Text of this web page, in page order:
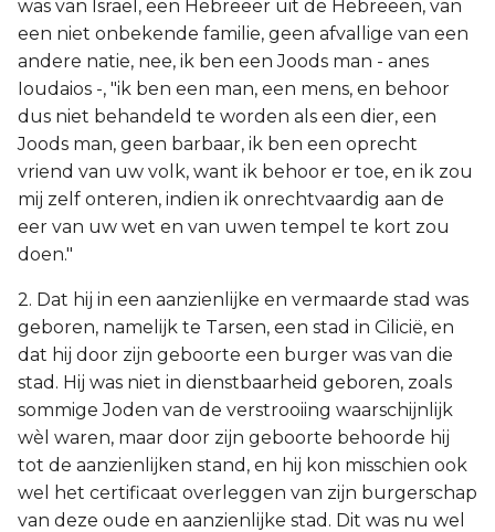
was van Israël, een Hebreeër uit de Hebreeën, van
een niet onbekende familie, geen afvallige van een
andere natie, nee, ik ben een Joods man - anes
Ioudaios -, "ik ben een man, een mens, en behoor
dus niet behandeld te worden als een dier, een
Joods man, geen barbaar, ik ben een oprecht
vriend van uw volk, want ik behoor er toe, en ik zou
mij zelf onteren, indien ik onrechtvaardig aan de
eer van uw wet en van uwen tempel te kort zou
doen."
2. Dat hij in een aanzienlijke en vermaarde stad was
geboren, namelijk te Tarsen, een stad in Cilicië, en
dat hij door zijn geboorte een burger was van die
stad. Hij was niet in dienstbaarheid geboren, zoals
sommige Joden van de verstrooiing waarschijnlijk
wèl waren, maar door zijn geboorte behoorde hij
tot de aanzienlijken stand, en hij kon misschien ook
wel het certificaat overleggen van zijn burgerschap
van deze oude en aanzienlijke stad. Dit was nu wel